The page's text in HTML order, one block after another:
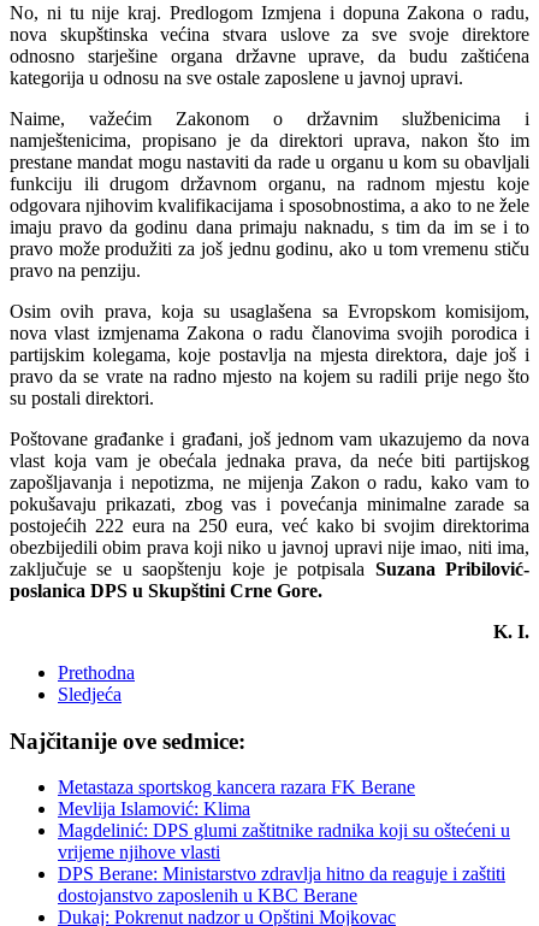
No, ni tu nije kraj. Predlogom Izmjena i dopuna Zakona o radu,
nova skupštinska većina stvara uslove za sve svoje direktore
odnosno starješine organa državne uprave, da budu zaštićena
kategorija u odnosu na sve ostale zaposlene u javnoj upravi.
Naime, važećim Zakonom o državnim službenicima i
namještenicima, propisano je da direktori uprava, nakon što im
prestane mandat mogu nastaviti da rade u organu u kom su obavljali
funkciju ili drugom državnom organu, na radnom mjestu koje
odgovara njihovim kvalifikacijama i sposobnostima, a ako to ne žele
imaju pravo da godinu dana primaju naknadu, s tim da im se i to
pravo može produžiti za još jednu godinu, ako u tom vremenu stiču
pravo na penziju.
Osim ovih prava, koja su usaglašena sa Evropskom komisijom,
nova vlast izmjenama Zakona o radu članovima svojih porodica i
partijskim kolegama, koje postavlja na mjesta direktora, daje još i
pravo da se vrate na radno mjesto na kojem su radili prije nego što
su postali direktori.
Poštovane građanke i građani, još jednom vam ukazujemo da nova
vlast koja vam je obećala jednaka prava, da neće biti partijskog
zapošljavanja i nepotizma, ne mijenja Zakon o radu, kako vam to
pokušavaju prikazati, zbog vas i povećanja minimalne zarade sa
postojećih 222 eura na 250 eura, već kako bi svojim direktorima
obezbijedili obim prava koji niko u javnoj upravi nije imao, niti ima,
zaključuje se u saopštenju koje je potpisala Suzana Pribilović-
poslanica DPS u Skupštini Crne Gore.
K. I.
Prethodna
Sledjeća
Najčitanije ove sedmice:
Metastaza sportskog kancera razara FK Berane
Mevlija Islamović: Klima
Magdelinić: DPS glumi zaštitnike radnika koji su oštećeni u
vrijeme njihove vlasti
DPS Berane: Ministarstvo zdravlja hitno da reaguje i zaštiti
dostojanstvo zaposlenih u KBC Berane
Dukaj: Pokrenut nadzor u Opštini Mojkovac